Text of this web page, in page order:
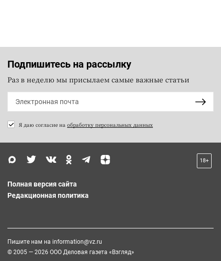
Подпишитесь на рассылку
Раз в неделю мы присылаем самые важные статьи
Я даю согласие на обработку персональных данных
18+
Полная версия сайта
Редакционная политика
Пишите нам на information@vz.ru
© 2005 — 2026 ООО Деловая газета «Взгляд»